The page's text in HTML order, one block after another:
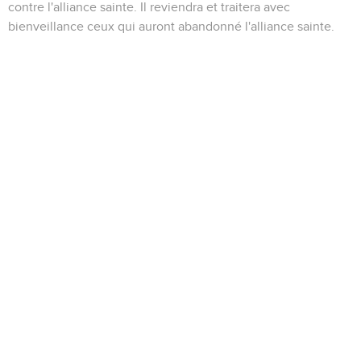
contre l'alliance sainte. Il reviendra et traitera avec
bienveillance ceux qui auront abandonné l'alliance sainte.